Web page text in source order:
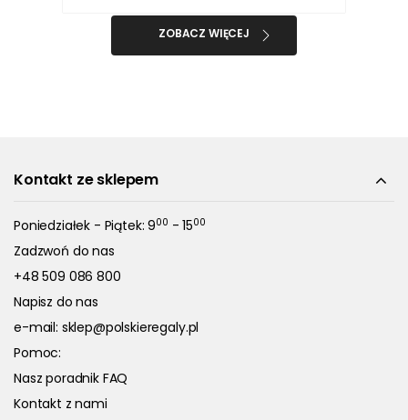
ZOBACZ WIĘCEJ
Kontakt ze sklepem
Poniedziałek - Piątek: 900 - 1500
Zadzwoń do nas
+48 509 086 800
Napisz do nas
e-mail: sklep@polskieregaly.pl
Pomoc:
Nasz poradnik FAQ
Kontakt z nami